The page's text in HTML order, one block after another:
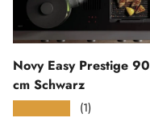
Novy Easy Prestige 90
cm Schwarz
(1)